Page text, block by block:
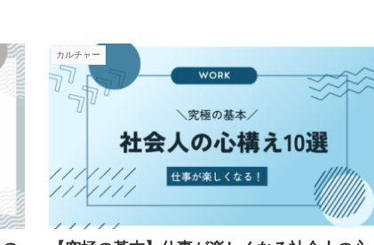
カルチャー